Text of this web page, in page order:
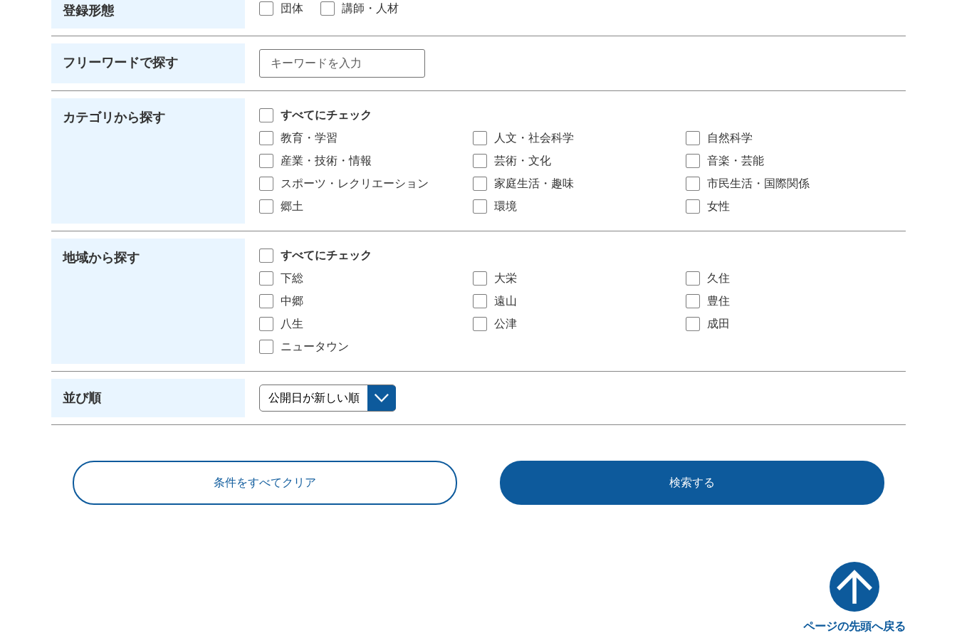
登録形態 団体 講師・人材
フリーワードで探す
カテゴリから探す
すべてにチェック
教育・学習
人文・社会科学
自然科学
産業・技術・情報
芸術・文化
音楽・芸能
スポーツ・レクリエーション
家庭生活・趣味
市民生活・国際関係
郷土
環境 女性
地域から探す
すべてにチェック
下総
大栄
久住
中郷
遠山
豊住
八生
公津
成田
ニュータウン
並び順
検索する
ページの先頭へ戻る